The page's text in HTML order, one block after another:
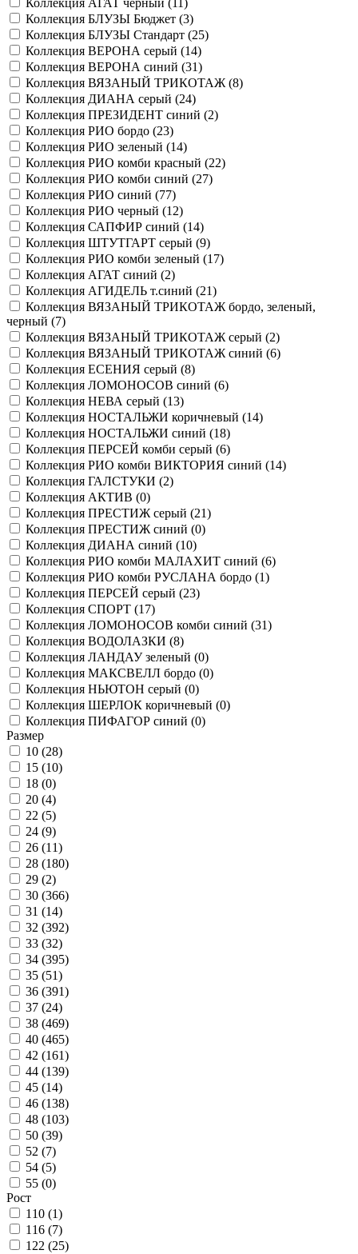
Коллекция АГАТ черный (
)
Коллекция БЛУЗЫ Бюджет (3)
Коллекция БЛУЗЫ Стандарт (25)
Коллекция ВЕРОНА серый (14)
Коллекция ВЕРОНА синий (31)
Коллекция ВЯЗАНЫЙ ТРИКОТАЖ (8)
Коллекция ДИАНА серый (24)
Коллекция ПРЕЗИДЕНТ синий (2)
Коллекция РИО бордо (23)
Коллекция РИО зеленый (14)
Коллекция РИО комби красный (22)
Коллекция РИО комби синий (27)
Коллекция РИО синий (77)
Коллекция РИО черный (12)
Коллекция САПФИР синий (14)
Коллекция ШТУТГАРТ серый (9)
Коллекция РИО комби зеленый (17)
Коллекция АГАТ синий (2)
Коллекция АГИДЕЛЬ т.синий (21)
Коллекция ВЯЗАНЫЙ ТРИКОТАЖ бордо, зеленый,
черный (7)
Коллекция ВЯЗАНЫЙ ТРИКОТАЖ серый (2)
Коллекция ВЯЗАНЫЙ ТРИКОТАЖ синий (6)
Коллекция ЕСЕНИЯ серый (8)
Коллекция ЛОМОНОСОВ синий (6)
Коллекция НЕВА серый (13)
Коллекция НОСТАЛЬЖИ коричневый (14)
Коллекция НОСТАЛЬЖИ синий (18)
Коллекция ПЕРСЕЙ комби серый (6)
Коллекция РИО комби ВИКТОРИЯ синий (14)
Коллекция ГАЛСТУКИ (2)
Коллекция АКТИВ (0)
Коллекция ПРЕСТИЖ серый (21)
Коллекция ПРЕСТИЖ синий (0)
Коллекция ДИАНА синий (10)
Коллекция РИО комби МАЛАХИТ синий (6)
Коллекция РИО комби РУСЛАНА бордо (1)
Коллекция ПЕРСЕЙ серый (23)
Коллекция СПОРТ (17)
Коллекция ЛОМОНОСОВ комби синий (31)
Коллекция ВОДОЛАЗКИ (8)
Коллекция ЛАНДАУ зеленый (0)
Коллекция МАКСВЕЛЛ бордо (0)
Коллекция НЬЮТОН серый (0)
Коллекция ШЕРЛОК коричневый (0)
Коллекция ПИФАГОР синий (0)
Размер
10 (28)
15 (10)
18 (0)
20 (4)
22 (5)
24 (9)
26 (11)
28 (180)
29 (2)
30 (366)
31 (14)
32 (392)
33 (32)
34 (395)
35 (51)
36 (391)
37 (24)
38 (469)
40 (465)
42 (161)
44 (139)
45 (14)
46 (138)
48 (103)
50 (39)
52 (7)
54 (5)
55 (0)
Рост
110 (1)
116 (7)
122 (25)